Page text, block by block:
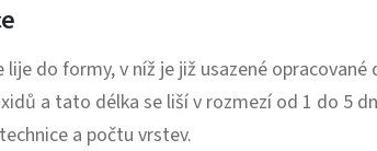
do formy, v níž je již usazené opracované
a tato délka se liší v rozmezí od 1 do 5
a počtu vrstev.